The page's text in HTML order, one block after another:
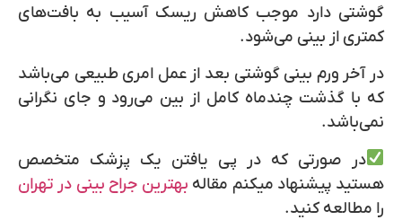
گوشتی دارد موجب کاهش ریسک آسیب به بافت‌های
کمتری از بینی می‌شود.
در آخر ورم بینی گوشتی بعد از عمل امری طبیعی می‌باشد
که با گذشت چندماه کامل از بین می‌رود و جای نگرانی
نمی‌باشد.
در صورتی که در پی یافتن یک پزشک متخصص
هستید پیشنهاد میکنم مقاله بهترین جراح بینی در تهران
را مطالعه کنید.